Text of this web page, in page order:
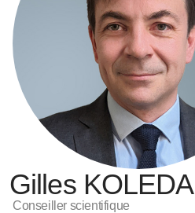
Gilles KOLEDA
Conseiller scientifique